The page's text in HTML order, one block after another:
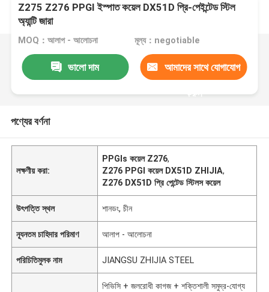
Z275 Z276 PPGI ইস্পাত কয়েল DX51D প্রি-পেইন্টেড স্টিল
অ্যান্টি জারা
MOQ：আলাপ - আলোচনা মূল্য：negotiable
ভালো দাম আমাদের সাথে যোগাযোগ
করুন
পণ্যের বর্ণনা
লক্ষণীয় করা:
PPGIs কয়েল Z276,
Z276 PPGI কয়েল DX51D ZHIJIA,
Z276 DX51D প্রি পেন্টেড স্টিলস কয়েল
উৎপত্তি স্থল শানডং, চীন
ন্যূনতম চাহিদার পরিমাণ আলাপ - আলোচনা
পরিচিতিমুলক নাম JIANGSU ZHIJIA STEEL
পিভিসি + জলরোধী কাগজ + শক্তিশালী সমুদ্র-যোগ্য